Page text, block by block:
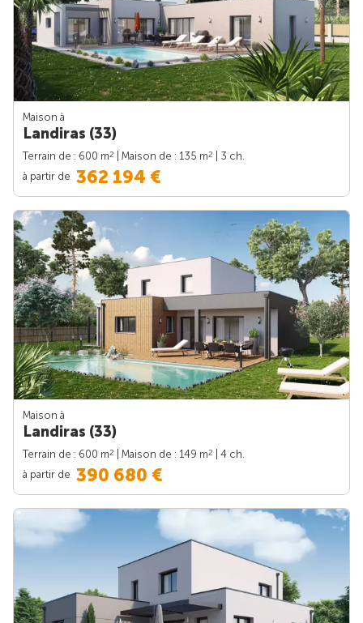
Maison à
Landiras (33)
Terrain de : 600 m2 | Maison de : 135 m2
| 3 ch.
à partir de 362 194 €
Maison à
Landiras (33)
Terrain de : 600 m2 | Maison de : 149 m2
| 4 ch.
à partir de 390 680 €